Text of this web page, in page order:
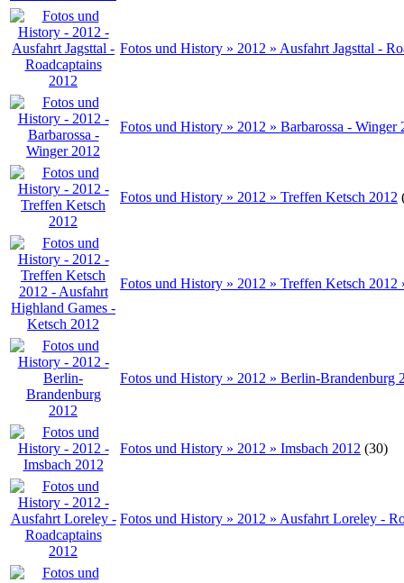
Fotos und History » 2012 » Ausfahrt Jagsttal -
Fotos und History » 2012 » Barbarossa - Winger
Fotos und History » 2012 » Treffen Ketsch 2012
Fotos und History » 2012 » Treffen Ketsch
Fotos und History » 2012 » Berlin-Brandenburg
Fotos und History » 2012 » Imsbach 2012 (30)
Fotos und History » 2012 » Ausfahrt Loreley -